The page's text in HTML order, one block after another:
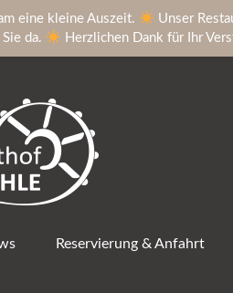
Reservierung & Anfahrt
eine kleine Auszeit.
Unser
da. Herzlichen Dank für Ihr